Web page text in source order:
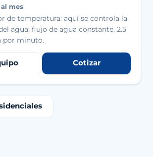
al mes
de temperatura: aquí se controla la
agua; flujo de agua constante, 2.5
por minuto.
Cotizar